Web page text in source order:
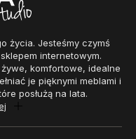
życia. Jesteśmy czymś
internetowym.
komfortowe, idealne
je pięknymi meblami i
posłużą na lata.